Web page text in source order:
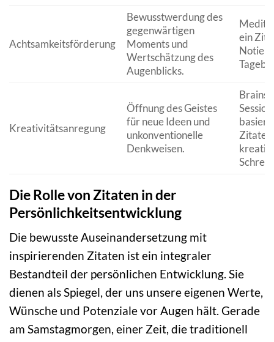
Achtsamkeitsförderung
Bewusstwerdung des
gegenwärtigen
Moments und
Wertschätzung des
Augenblicks.
ein
Kreativitätsanregung
Öffnung des Geistes
für neue Ideen und
unkonventionelle
Denkweisen.
Zitaten,
Die Rolle von Zitaten in der
Persönlichkeitsentwicklung
Die bewusste Auseinandersetzung mit
inspirierenden Zitaten ist ein integraler
Bestandteil der persönlichen Entwicklung. Sie
dienen als Spiegel, der uns unsere eigenen Werte,
Wünsche und Potenziale vor Augen hält. Gerade
am Samstagmorgen, einer Zeit, die traditionell